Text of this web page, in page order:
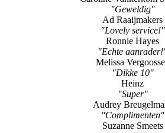
"Geweldig"
Ad Raaijmakers
"Lovely service!"
Ronnie Hayes
"Echte
Melissa
"Dikke 10"
Heinz
"Super"
Audrey
"Complimenten"
Suzanne Smeets